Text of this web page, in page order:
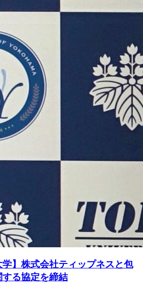
学】株式会社ティップネスと包
る協定を締結